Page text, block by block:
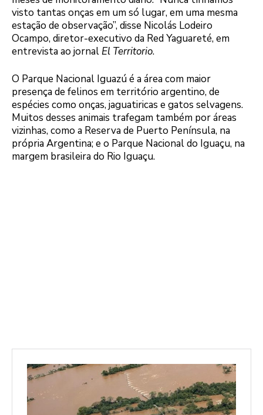
visto tantas onças em um só lugar, em uma mesma
estação de observação”, disse Nicolás Lodeiro
Ocampo, diretor-executivo da Red Yaguareté, em
entrevista ao jornalEl Territorio.
O Parque Nacional Iguazú é a área com maior
presença de felinos em território argentino, de
espécies como onças, jaguatiricas e gatos selvagens.
Muitos desses animais trafegam também por áreas
vizinhas, como a Reserva de Puerto Península, na
própria Argentina; e o Parque Nacional do Iguaçu, na
margem brasileira do Rio Iguaçu.